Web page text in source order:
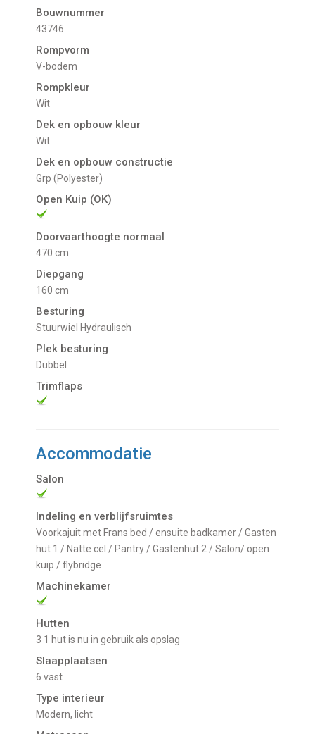
Bouwnummer
43746
Rompvorm
V-bodem
Rompkleur
Wit
Dek en opbouw kleur
Wit
Dek en opbouw constructie
Grp (Polyester)
Open Kuip (OK)
Doorvaarthoogte normaal
470 cm
Diepgang
160 cm
Besturing
Stuurwiel Hydraulisch
Plek besturing
Dubbel
Trimflaps
Accommodatie
Salon
Indeling en verblijfsruimtes
Voorkajuit met Frans bed / ensuite badkamer / Gasten
hut 1 / Natte cel / Pantry / Gastenhut 2 / Salon/ open
kuip / flybridge
Machinekamer
Hutten
3 1 hut is nu in gebruik als opslag
Slaapplaatsen
6 vast
Type interieur
Modern, licht